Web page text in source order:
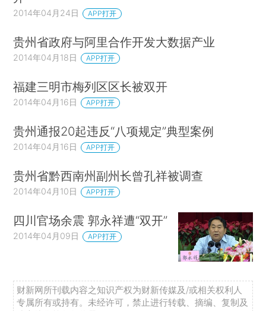
2014年04月24日 APP打开
贵州省政府与阿里合作开发大数据产业
2014年04月18日 APP打开
福建三明市梅列区区长被双开
2014年04月16日 APP打开
贵州通报20起违反“八项规定”典型案例
2014年04月16日 APP打开
贵州省黔西南州副州长曾孔祥被调查
2014年04月10日 APP打开
四川官场余震 郭永祥遭“双开”
2014年04月09日 APP打开
财新网所刊载内容之知识产权为财新传媒及/或相关权利人
专属所有或持有。未经许可，禁止进行转载、摘编、复制及